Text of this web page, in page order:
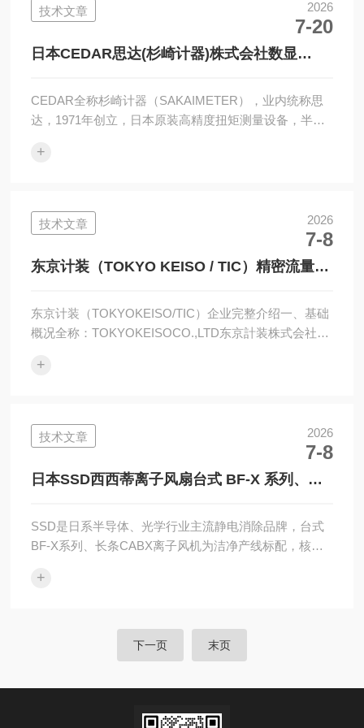
的平台。本次峰会，面向钙钛矿领域核心从业者，展示
适配行业全流程检测的精密仪器解决方案，助力大塚电
子在钙钛矿检测赛道的品牌推广，为产业高质量发展注
入技术动能本次峰会现场，大塚电...
技术文章 2026
7-20
日本CEDAR思达(杉崎计器)株式会社数显
CEDAR全称杉崎计器（SAKAIMETER），业内统称思
达，1971年创立，日本原装高精度扭矩测量设备，半导
精度统一±0.5%FS，支持双向扭力、数据存储与上位机
（经济型，基础校验）CD-10M：0.01~1N・m，微型电
批、耳机手表螺丝校验CD-100M：0.1~10N・m，通用
电动螺丝刀特点：弹簧接头，测完...
+
技术文章 2026
7-8
东京计装（TOKYO KEISO / TIC）精密流量计
东京计装（TOKYOKEISO/TIC）企业完整介绍一、基础
概况全称：TOKYOKEISOCO.,LTD东京計装株式会社创
头，日本量产金属转子流量计厂商总部：东京港区芝公
关全品类研发制造，日本仪表行业头部品牌，半导体湿
制程标配仪表品牌二、发展简史（关键节点）1954成
立，起步转子流量计；1981与德国科隆Krohne技...
+
技术文章 2026
7-8
日本SSD西西蒂离子风扇台式 BF-X 系列、长
SSD是日系半导体、光学行业主流静电消除品牌，台式
BF-X系列、长条CABX离子风机为洁净产线标配，核心
臭氧、自动化联动、适配旋涂/晶圆精密工况六大维度：
残余电压控制，300mm标准距离正负离子差值稳定
≤10V，长时间连续运行漂移极小，不会出现普通风机越
+
下一页 末页